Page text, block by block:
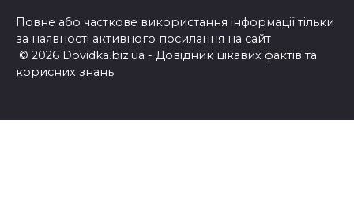
Повне або часткове використання інформації тільки
за наявності активного посилання на сайт
© 2026 Dovidka.biz.ua - Довідник цікавих фактів та
корисних знань